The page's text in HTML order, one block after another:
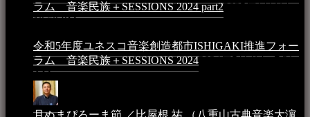
ラム 音楽民族＋SESSIONS 2024 part22025年1月1日 -
10:50 PM
令和5年度ユネスコ音楽創造都市ISHIGAKI推進フォー
ラム 音楽民族＋SESSIONS 20242024年5月4日 - 7:21
AM
月ぬまぴろーま節 ／比屋根 祐 （八重山古典音楽大濵